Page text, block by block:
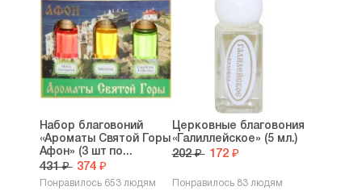
Набор благовоний
«Ароматы Святой Горы
Афон» (3 шт по...
431 ₽ 374 ₽
Понравилось 653 людям
Церковные благовония
«Галиллейское» (5 мл.)
202 ₽ 172 ₽
Понравилось 83 людям